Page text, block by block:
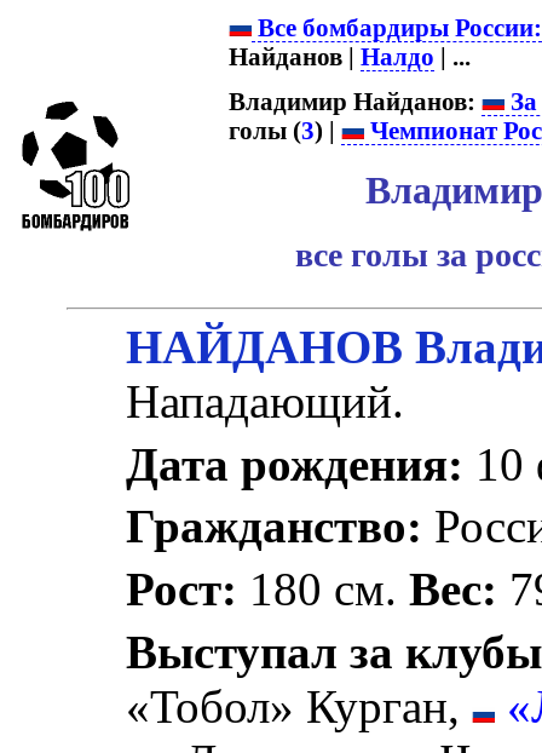
Все бомбардиры
Найданов |Налдо | ...
Владимир Найданов:
голы (3) | Чемпионат
все голы за
НАЙДАНОВ
Нападающий.
Дата рождения: 10
Гражданство:
Рост: 180 см.Вес:
Выступал за
«Тобол» Курган,